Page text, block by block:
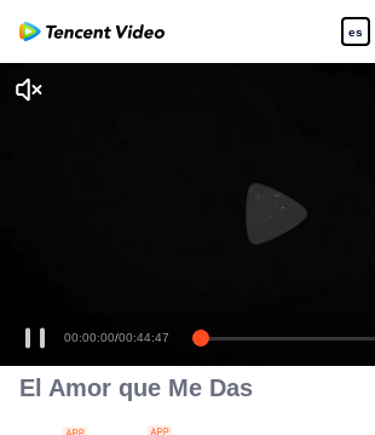
es
Disfruta de series en alta definición y sin
00:00:00/00:44:47
El Amor que Me Das